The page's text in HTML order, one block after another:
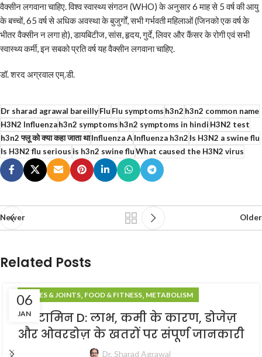
वैक्सीन लगवाना चाहिए. विश्व स्वास्थ्य संगठन (WHO) के अनुसार 6 माह से 5 वर्ष की आयु
के बच्चों, 65 वर्ष से अधिक अवस्था के बुजुर्गों, सभी गर्भवती महिलाओं (जिनको एक वर्ष के
भीतर वैक्सीन न लगा हो), डायबिटीज, सांस, हृदय, गुर्दे, लिवर और कैंसर के रोगी एवं सभी
स्वास्थ्य कर्मी, इन सबको प्रति वर्ष यह वैक्सीन लगवाना चाहिए.
डॉ. शरद अग्रवाल एम्.डी.
Dr sharad agrawal bareillyFluFlu symptomsh3n2h3n2 common name
H3N2 Influenzah3n2 symptomsh3n2 symptoms in hindiH3N2 test
h3n2 फ्लू को क्या कहा जाता थाInfluenza AInfluenza h3n2Is H3N2 a swine flu
Is H3N2 flu seriousis h3n2 swine fluWhat caused the H3N2 virus
Newer Older
Related Posts
06
JAN
BONES & JOINTS, FOOD & FITNESS, METABOLISM
विटामिन D: लाभ, कमी के कारण, डोजेज़
और ओवरडोज़ के खतरों पर संपूर्ण जानकारी
Dr. Sharad Agrawal